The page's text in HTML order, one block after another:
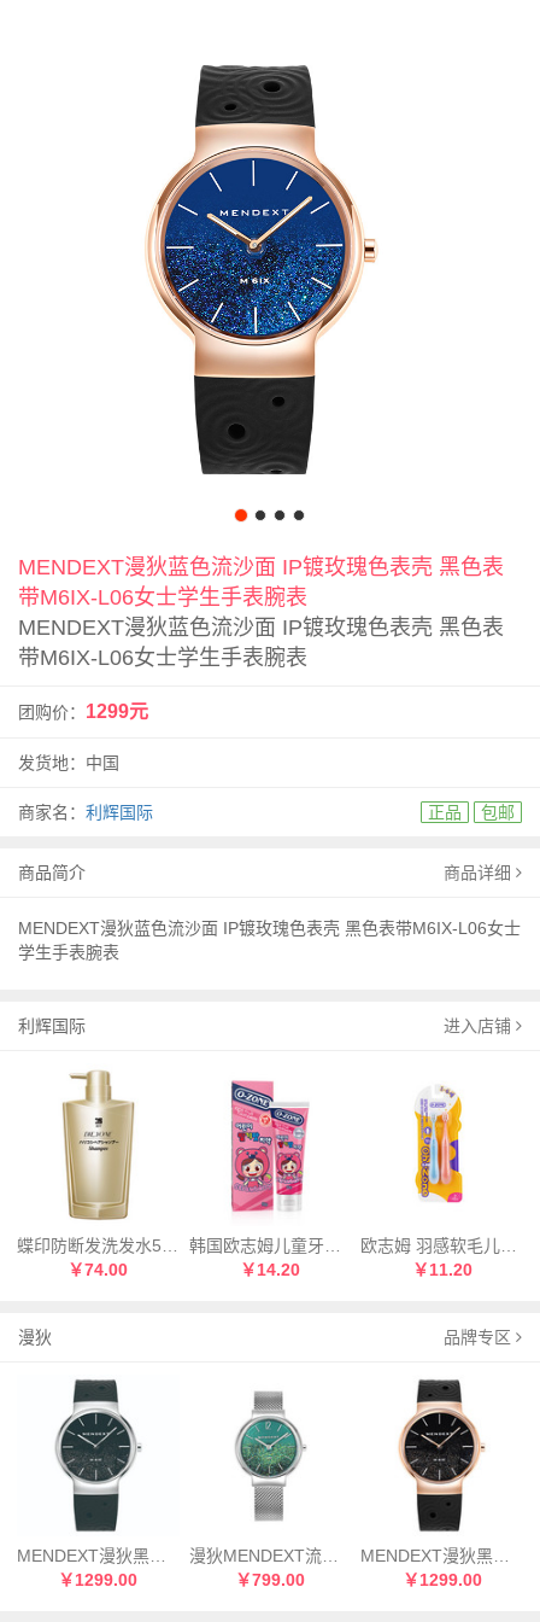
MENDEXT漫狄蓝色流沙面 IP镀玫瑰色表壳 黑色表
带M6IX-L06女士学生手表腕表
MENDEXT漫狄蓝色流沙面 IP镀玫瑰色表壳 黑色表
带M6IX-L06女士学生手表腕表
团购价： 1299元
发货地：中国
商家名： 利辉国际 正品 包邮
商品简介 商品详细
MENDEXT漫狄蓝色流沙面 IP镀玫瑰色表壳 黑色表带M6IX-L06女士
学生手表腕表
利辉国际 进入店铺
￥74.00
￥14.20
￥11.20
漫狄 品牌专区
MENDEXT漫狄黑色流沙面 钢色表壳 黑色表带M6IX-M02男士腕表
￥1299.00
漫狄MENDEXT流沙Q12系列女士学生腕表手表Q12-03A/B
￥799.00
MENDEXT漫狄黑色流沙面 IP镀玫瑰色表壳 黑色表带M6IX-M05男士手表腕表
￥1299.00